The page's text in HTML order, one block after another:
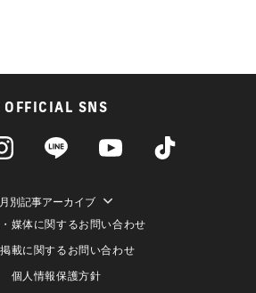
OFFICIAL SNS
月別記事アーカイブ
媒体に関するお問い合わせ
載に関するお問い合わせ
個人情報保護方針